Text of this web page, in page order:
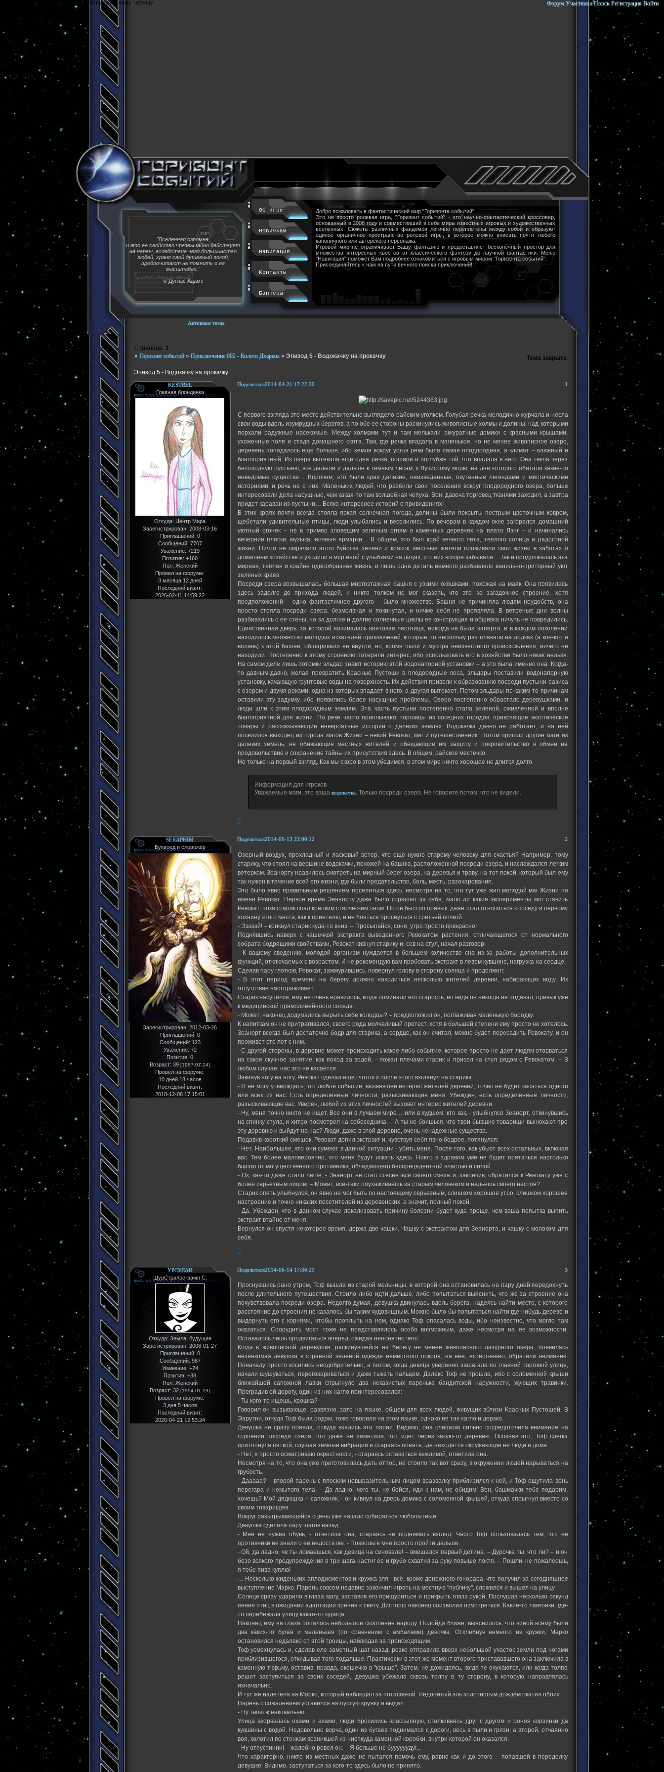
Cюда вставляем нашу таблицу Форум Участники Поиск Регистрация Войти
Активные темы
"Вселенная огромна,
и это ее свойство чрезвычайно действует
на нервы, вследствие чего большинство
людей, храня свой душевный покой,
предпочитают не помнить о ее
масштабах."
© Дуглас Адамс
Об игре
Новичкам
Навигация
Контакты
Баннеры
Добро пожаловать в фантастический мир "Горизонта событий"!
Это не просто ролевая игра, "Горизонт событий" - это научно-фантастический кроссовер,
основанный в 2008 году и совместивший в себе миры известных игровых и художественных
вселенных. Сюжеты различных фандомов логично переплетены между собой и образуют
единое органичное пространство ролевой игры, в которое можно вписать почти любого
каноничного или авторского персонажа.
Игровой мир не ограничивает Вашу фантазию и предоставляет бесконечный простор для
множества интересных квестов от классического фэнтези до научной фантастики. Меню
"Навигация" поможет Вам подробнее ознакомиться с игровым миром "Горизонта событий".
Присоединяйтесь к нам на пути вечного поиска приключений!
» Горизонт событий » Приключение 002 - Колесо Дхармы » Эпизод 5 - Водокачку на прокачку
Эпизод 5 - Водокачку на прокачку
Страница: 1
Тема закрыта
Поделиться 1
2014-04-21 17:22:20
KESTREL
Главная блондинка
Откуда:Центр Мира
Зарегистрирован: 2008-03-16
Приглашений: 0
Сообщений: 7707
Уважение: +219
Позитив: +160
Пол:Женский
Провел на форуме:
3 месяца 12 дней
Последний визит:
2026-02-11 14:59:22
С первого взгляда это место действительно выглядело райским уголком. Голубая речка мелодично журчала и несла
свои воды вдоль изумрудных берегов, а по обе ее стороны раскинулись живописные холмы и долины, над которыми
порхали радужные насекомые. Между холмами тут и там мелькали аккуратные домики с красными крышами,
ухоженные поля и стада домашнего скота. Там, где речка впадала в маленькое, но не менее живописное озеро,
деревень попадалось еще больше, ибо земля вокруг устья реки была самая плодородная, а климат – влажный и
благоприятный. Из озера вытекала еще одна речка, пошире и поглубже той, что впадала в него. Она текла через
бесплодную пустыню, все дальше и дальше к темным лесам, к Лучистому морю, на дне которого обитали какие-то
неведомые существа… Впрочем, это были края далекие, неизведанные, окутанные легендами и мистическими
историями, и речь не о них. Маленьких людей, что разбили свои поселения вокруг плодородного озера, больше
интересовали дела насущные, чем какая-то там волшебная чепуха. Вон, давеча торговец тканями заходил, а завтра
придет караван из пустыни… Всяко интереснее историй о привидениях!
В этих краях почти всегда стояла яркая солнечная погода, долины были покрыты пестрым цветочным ковром,
щебетали удивительные птицы, люди улыбались и веселились. По вечерам в каждом окне загорался домашний
уютный огонек – не в пример зловещим зеленым огням в каменных деревнях на плато Лэнг – и начинались
вечерние пляски, музыка, ночные ярмарки… В общем, это был край вечного лета, теплого солнца и радостной
жизни. Ничто не омрачало этого буйства зелени и красок, местные жители проживали свои жизни в заботах о
домашнем хозяйстве и уходили в мир иной с улыбками на лицах, и о них вскоре забывали… Так и продолжалась эта
мирная, теплая и крайне однообразная жизнь, и лишь одна деталь немного разбавляло ванильно-приторный уют
зеленых краев.
Посреди озера возвышалась большая многоэтажная башня с узкими окошками, похожая на маяк. Она появилась
здесь задолго до прихода людей, и никто толком не мог сказать, что это за загадочное строение, хотя
предположений – одно фантастичнее другого – было множество. Башня не причиняла людям неудобств, она
просто стояла посреди озера. безмолвная и покинутая, и ничме себя не проявляла. В ветреные дни волны
разбивались о ее стены, но за долгие и долгие солнечные циклы ее конструкция и обшивка ничуть не повредились.
Единственная дверь, за которой начиналась винтовая лестница, никогда не была заперта. и в каждом поколении
находилось множество молодых искателей приключений, которые по нескольку раз плавали на лодках (а кое-кто и
вплавь) к этой башне, обшаривали ее внутри, но, кроме пыли и мусора неизвестного происхождения, ничего не
находили. Постепенно к этому строению потеряли интерес, ибо использовать его в хозяйстве было никак нельзя.
На самом деле лишь потомки эльдар знают историю этой водонапорной установки – а это была именно она. Когда-
то давным-давно, желая превратить Красные Пустоши в плодородные леса, эльдары поставили водонапорную
установку, качающую грунтовые воды на поверхность. Их действия привели к образованию посреди пустыни оазиса
с озером и двумя реками, одна из которых впадает в него, а другая вытекает. Потом эльдары по каким-то причинам
оставили эту задумку, ибо появились более насущные проблемы. Озеро постепенно обрастало деревушками, и
люди шли к этим плодородным землям. Эта часть пустыни постепенно стала зеленой, оживленной и вполне
благоприятной для жизни. По реке часто приплывают торговцы из соседних городов, привозящие экзотические
товары и рассказывающие невероятные истории о далеких землях. Водокачка давно не работает, и на ней
поселился выходец из города магов Жизни – некий Ревокат, маг и путешественник. Потом пришли другие маги из
далеких земель, не обижающие местных жителей и обещающие им защиту и покровительство в обмен на
продовольствие и сохранение тайны их присутствия здесь. В общем, райское местечко.
Но только на первый взгляд. Как мы скоро в этом убедимся, в этом мире ничто хорошее не длится долго.
Информация для игроков
Уважаемые маги, это вашаводокачка . Только посреди озера. Не говорите потом, что не видели.
0
Поделиться 2
2014-06-13 22:00:12
SERAPHIM
Буквоед и словожёр
Зарегистрирован: 2012-03-26
Приглашений: 0
Сообщений: 123
Уважение: +2
Позитив: 0
Возраст: 39 [1987-07-14]
Провел на форуме:
10 дней 18 часов
Последний визит:
2018-12-08 17:15:01
Озерный воздух, прохладный и ласковый ветер, что ещё нужно старому человеку для счастья? Например, тому
старику, что стоял на вершине водокачки, похожей на башню, расположенной посреди озера, и наслаждался легким
ветерком. Зеанорту нравилось смотреть на мирный берег озера, на деревья и траву, на тот покой, который был ему
так нужен в течение всей его жизни, где были предательство, боль, месть, разочарование.
Это было явно правильным решением поселиться здесь, несмотря на то, что тут уже жил молодой маг Жизни по
имени Ревокат. Первое время Зеанорту даже было страшно за себя, мало ли какие эксперименты мог ставить
Ревокат, пока старик спал крепким старческим сном. Но он быстро привык, даже стал относиться к соседу и первому
хозяину этого места, как к приятелю, и не бояться проснуться с третьей почкой.
- Эээээй! – крикнул старик куда-то вниз. – Просыпайся, соня, утро просто прекрасно!
Поднявшись наверх с чашечкой экстракта выведенного Ревокатом растения, отличающегося от нормального
собрата бодрящими свойствами, Ревокат кивнул старику и, сев на стул, начал разговор:
- К вашему сведению, молодой организм нуждается в большем количестве сна из-за работы дополнительных
функций, отключаемых с возрастом. И не рекомендую вам пробовать экстракт в левом кувшине, нагрузка на сердце.
Сделав пару глотков, Ревокат, зажмурившись, повернул голову в сторону солнца и продолжил:
- В этот период времени на берегу должно находиться несколько жителей деревни, набирающих воду. Их
отсутствие настораживает.
Старик насупился, ему не очень нравилось, когда поминали его старость, но вида он никогда не подавал, привык уже
к медицинской прямолинейности соседа.
- Может, наконец додумались вырыть себе колодцы? – предположил он, поглаживая маленькую бородку.
К напиткам он не притрагивался, своего рода молчаливый протест, хотя в большей степени ему просто не хотелось.
Зеанорт всегда был достаточно бодр для старика, а сердце, как он считал, можно будет пересадить Ревокату, и он
проживет сто лет с ним.
- С другой стороны, в деревне может происходить какое-либо событие, которое просто не дает людям оторваться
на такое скучное занятие, как поход за водой, - пожал плечами старик и присел на стул рядом с Ревокатом. – В
любом случае, нас это не касается.
Закинув ногу на ногу, Ревокат сделал еще глоток и после этого взглянул на старика:
- Я не могу утверждать, что любое событие, вызвавшее интерес жителей деревни, точно не будет касаться одного
или всех из нас. Есть определенные личности, разыскивающие меня. Убежден, есть определенные личности,
разыскивающие вас. Уверен, любой из этих личностей вызовет интерес жителей деревни.
- Ну, меня точно никто не ищет. Все они в лучшем мире… или в худшем, кто как, - улыбнулся Зеанорт, откинувшись
на спинку стула, и хитро посмотрел на собеседника. – А ты не боишься, что твои бывшие товарищи вынюхают про
эту деревню и выйдут на нас? Люди, даже в этой деревне, очень ненадежные существа.
Подавив короткий смешок, Ревокат допил экстракт и, чувствуя себя явно бодрее, потянулся:
- Нет. Наибольшее, что они сумеют в данной ситуации - убить меня. После того, как убьют всех остальных, включая
вас. Тем более маловероятно, что меня будут искать здесь. Никто в здравом уме не будет прятаться настолько
близко от могущественного противника, обладающего беспрецедентной властью и силой.
- Ох, как-то даже стало легче, - Зеанорт не стал стесняться своего смеха и, закончив, обратился к Ревокату уже с
более серьезным лицом. – Может, всё-таки поухаживаешь за старым человеком и нальешь своего настоя?
Старик опять улыбнулся, он явно не мог быть по настоящему серьезным, слишком хорошее утро, слишком хорошее
настроение и точно никаких посетителей из деревенских, а значит, полный покой.
- Да. Убежден, что в данном случае локализовать причину болезни будет куда проще, чем ваша попытка выпить
экстракт втайне от меня.
Вернулся он спустя некоторое время, держа две чашки. Чашку с экстрактом для Зеанорта, и чашку с молоком для
себя.
0
Поделиться 3
2014-06-14 17:36:29
УРСУЛАИ
ШурСтраКос-вамп С:
Откуда:Земля, будущее
Зарегистрирован: 2008-01-27
Приглашений: 0
Сообщений: 987
Уважение: +24
Позитив: +38
Пол: Женский
Возраст: 32 [1994-01-19]
Провел на форуме:
3 дня 5 часов
Последний визит:
2020-04-21 12:53:24
Проснувшись рано утром, Тоф вышла из старой мельницы, в которой она остановилась на пару дней передохнуть
после длительного путешествия. Стоило либо идти дальше, либо попытаться выяснить, что же за строение она
почувствовала посреди озера. Недолго думая, девушка двинулась вдоль берега, надеясь найти место, с которого
расстояние до строения не казалось бы таким чудовищным. Можно было бы попытаться найти где-нибудь дерево и
выдернуть его с корнями, чтобы проплыть на нем, однако Тоф опасалась воды, ибо неизвестно, что могло там
оказаться. Соорудить мост тоже не представлялось особо возможным, даже несмотря на ее возможности.
Оставалось лишь продвигаться вперед, ожидая непонятно чего.
Когда в живописной деревушке, раскинувшейся на берегу не менее живописного лазурного озера, появилась
незнакомая девушка в странной зеленой одежде неместного покроя, на нее, естественно, обратили внимание.
Поначалу просто косились неодобрительно, а потом, когда девица уверенно зашагала по главной торговой улице,
начали шушукаться, переговариваться и даже тыкать пальцем. Далеко Тоф не прошла, ибо с соломенной крыши
ближайшей сапожной лавки спрыгнуло два неказистых паренька бандитской наружности, жующих травинки.
Преградив ей дорогу, один из них нагло поинтересовался:
- Ты кого-то ищешь, крошка?
Говорил он вызывающе, развязно, зато на языке, общем для всех людей, живущих вблизи Красных Пустошей. В
Эарутни, откуда Тоф была родом, тоже говорили на этом языке, однако не так нагло и дерзко.
Девушка не сразу поняла, откуда взялись эти парни. Видимо, она слишком сильно сосредоточила внимание на
строении посреди озера, что даже не заметила, что идет через какую-то деревню. Осознав это, Тоф слегка
притопнула пяткой, слушая земные вибрации и стараясь понять, где находятся окружающие ее люди и дома.
- Нет, я просто осматриваю окрестности, - стараясь оставаться вежливой, ответила она.
Несмотря на то, что она уже приготовилась дать отпор, не стоило так вот сразу, в окружении людей нарываться на
грубость.
- Дааааа? – второй парень с плоским невыразительным лицом вразвалку приблизился к ней, и Тоф ощутила вонь
перегара и немытого тела. – Да ладно, чего ты, не бойся, иди к нам, не обидим! Вон, башмачки тебе подарим,
хочешь? Мой дядюшка – сапожник, - он кивнул на дверь домика с соломенной крышей, откуда спрыгнул вместе со
своим товарищем.
Вокруг разыгрывающейся сцены уже начали собираться любопытные.
Девушка сделала пару шагов назад.
- Мне не нужна обувь, - ответила она, стараясь не поднимать взгляд. Часто Тоф пользовалась тем, что ее
противники не знали о ее недостатке. - Позвольте мне просто пройти дальше.
- Ой, да ладно, че ты ломаешься, как девица на сеновале! – вмешался первый детина. – Дурочка ты, что ли? – и он
безо всякого предупреждения в три шага настиг ее и грубо схватил за руку повыше локтя. – Пошли, не пожалеешь,
я тебе пива куплю!
… Несколько жиденьких аплодисментов и кружка эля - всё, кроме денежного гонорара, что получил за сегодняшнее
выступление Марко. Парень совсем недавно закончил играть на местную "публику", сложился и вышел на улицу.
Солнце сразу ударило в глаза магу, заставив его прищуриться и прикрыть глаза рукой. Послушав несколько секунд
пение птиц в ожидании адаптации зрения к свету, Дисторш наконец соизволил осмотреться. Какие-то лавчонки, где-
то перебежала улицу какая-то курица.
Наконец ему на глаза попалось небольшое скопление народу. Подойдя ближе, выяснилось, что виной всему были
два каких-то бугая и маленькая (по сравнению с амбалами) девочка. Отхлебнув немного из кружки, Марко
остановился недалеко от этой троицы, наблюдая за происходящим.
Тоф усмехнулась и, сделав еле заметный шаг назад, резко отправила вверх небольшой участок земли под ногами
приблизившегося, откидывая того подальше. Практически в этот же момент второго пристававшего она заключила в
каменную тюрьму, оставив, правда, окошечко в "крыше". Затем, не дожидаясь, когда те очухаются, или когда толпа
решит заступиться за своих соседей, девушка убежала сквозь толпу в ту сторону, в которую направлялась
изначально.
И тут же налетела на Марко, который наблюдал за потасовкой. Недопитый эль золотистым дождём окатил обоих.
Парень с сожалением уставился на пустую кружку и выдал:
- Ну твою ж наковальню…
Улица взорвалась охами и ахами, люди бросились врассыпную, сталкиваясь друг с другом и роняя корзинки да
кувшины с водой. Недовольно ворча, один из бугаев поднимался с дороги, весь в пыли и грязи, а второй, отчаянно
воя, колотил по стенкам возникшей из ниоткуда каменной коробки, внутри которой он оказался.
- Ну отпустииии! – жалобно ревел он. – Я больше не бууууууду!...
Что характерно, никто из местных даже не пытался помочь ему, равно как и до этого – попавшей в переделку
девушке. Видимо, заступаться за кого-то здесь было не принято.